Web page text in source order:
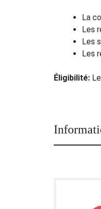
La
Les
Les
Les
Éligibilité: